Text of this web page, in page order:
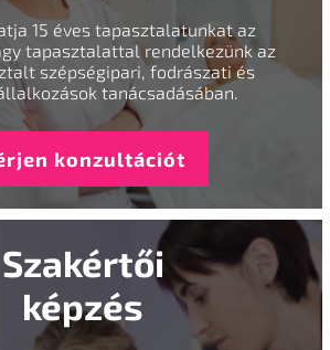
15 éves tapasztalatunkat az
tapasztalattal rendelkezünk az
szépségipari, fodrászati és
tanácsadásában.
konzultációt
Szakértői
képzés